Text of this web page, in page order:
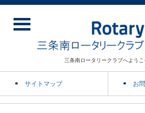
三条南ロータリークラブへようこ
サイトマップ お